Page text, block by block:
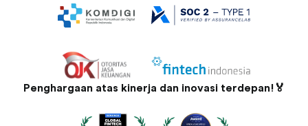
Penghargaan atas kinerja dan inovasi terdepan!🏅